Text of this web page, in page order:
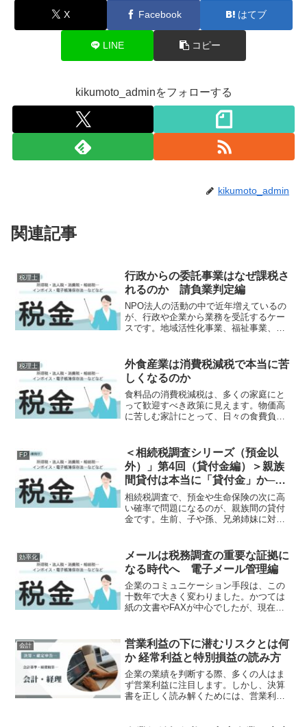
X Facebook はてブ
LINE コピー
kikumoto_adminをフォローする
kikumoto_admin
関連記事
税理士
行政からの委託事業はなぜ課税さ
れるのか 請負業判定編
NPO法人の活動の中で近年増えているの
が、行政や企業から業務を受託するケー
スです。地域活性化事業、福祉事業、調
す。しかし、ここで注意しなければなら
ないのが税務上の「請...
税理士
外食産業は消費税減税で本当に苦
しくなるのか
食料品の消費税減税は、多くの家庭にと
って歓迎すべき政策に見えます。物価高
に苦しむ家計にとって、日々の食費負担
きな逆風となる可能性があります。日本
経済新聞の調査では、飲食業...
FP
＜相続税調査シリーズ（預金以
外）」第4回（貸付金編）＞親族
間貸付は本当に「貸付金」か──
相続税調査で否認される理由
相続税調査で、預金や生命保険の次に高
い確率で問題になるのが、親族間の貸付
金です。生前、子や孫、兄弟姉妹に対し
たお金」「いずれ返してもらうつもりだ
った」「家族だから細かい...
効率化
メールは税務調査の重要な証拠に
なる時代へ 電子メール管理編
企業のコミュニケーション手段は、この
十数年で大きく変わりました。かつては
紙の文書やFAXが中心でしたが、現在で
約内容の確認、納期変更、価格交渉な
ど、重要な意思決定の記録...
会計
営業利益の下に潜むリスクとは何
か 経常利益と特別損益の読み方
企業の業績を判断する際、多くの人はま
ず営業利益に注目します。しかし、決算
書を正しく読み解くためには、営業利益